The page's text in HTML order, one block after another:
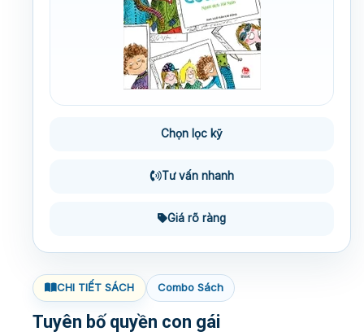
Chọn lọc kỹ
Tư vấn nhanh
Giá rõ ràng
CHI TIẾT SÁCH Combo Sách
Tuyên bố quyền con gái